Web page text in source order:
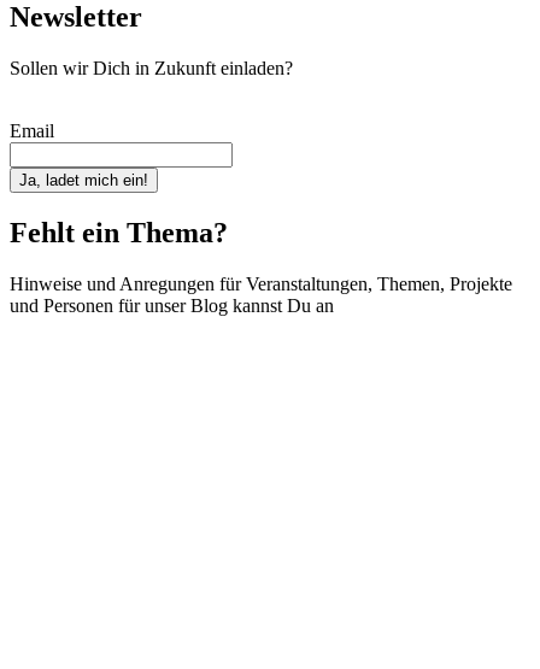
Newsletter
Sollen wir Dich in Zukunft einladen?
Email
Ja, ladet mich ein!
Fehlt ein Thema?
Hinweise und Anregungen für Veranstaltungen, Themen, Projekte
und Personen für unser Blog kannst Du an